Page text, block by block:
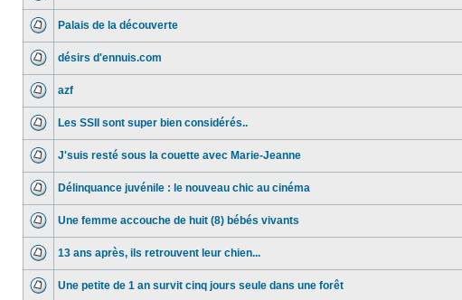
Palais de la découverte
désirs d'ennuis.com
azf
Les SSII sont super bien considérés..
J'suis resté sous la couette avec Marie-Jeanne
Délinquance juvénile : le nouveau chic au cinéma
Une femme accouche de huit (8) bébés vivants
13 ans après, ils retrouvent leur chien...
Une petite de 1 an survit cinq jours seule dans une forêt